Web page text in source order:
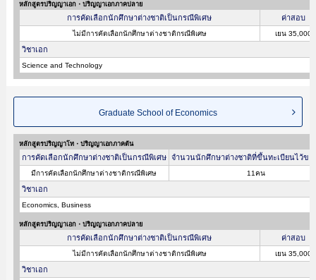
หลักสูตรปริญญาเอก・ปริญญาเอกภาคปลาย
การคัดเลือกนักศึกษาต่างชาติเป็นกรณีพิเศษ ค่าสอบ
ไม่มีการคัดเลือกนักศึกษาต่างชาติกรณีพิเศษ เยน 35,000
วิชาเอก
Science and Technology
Graduate School of Economics
หลักสูตรปริญญาโท・ปริญญาเอกภาคต้น
การคัดเลือกนักศึกษาต่างชาติเป็นกรณีพิเศษ จำนวนนักศึกษาต่างชาติที่ขึ้นทะเบียนไว้ขอ
มีการคัดเลือกนักศึกษาต่างชาติกรณีพิเศษ 11คน
วิชาเอก
Economics, Business
หลักสูตรปริญญาเอก・ปริญญาเอกภาคปลาย
การคัดเลือกนักศึกษาต่างชาติเป็นกรณีพิเศษ ค่าสอบ
ไม่มีการคัดเลือกนักศึกษาต่างชาติกรณีพิเศษ เยน 35,000
วิชาเอก